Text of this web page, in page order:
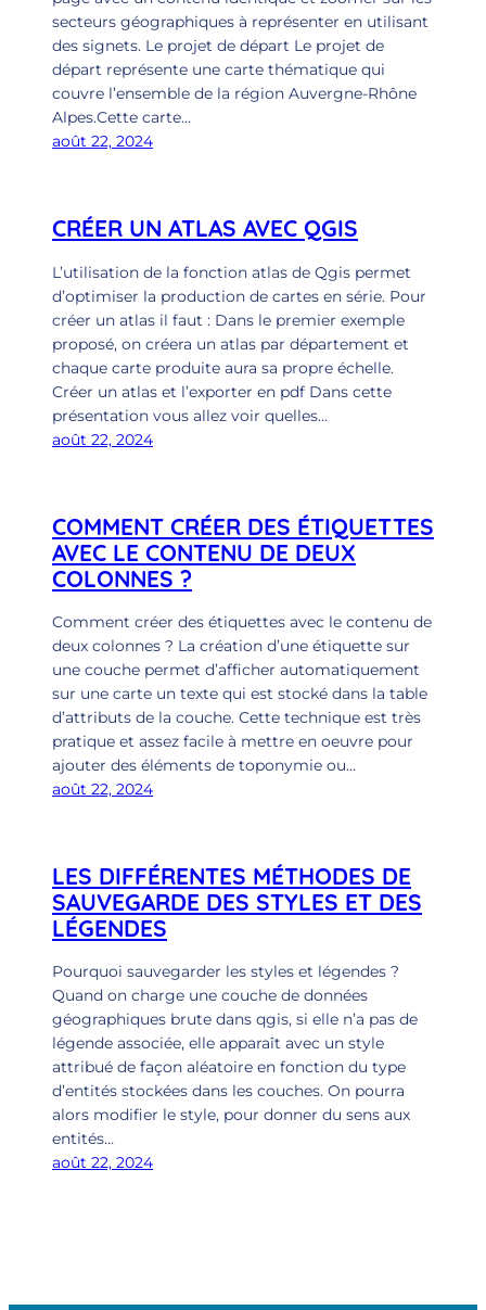
secteurs géographiques à représenter en utilisant
des signets. Le projet de départ Le projet de
départ représente une carte thématique qui
couvre l’ensemble de la région Auvergne-Rhône
Alpes.Cette carte…
août 22, 2024
CRÉER UN ATLAS AVEC QGIS
L’utilisation de la fonction atlas de Qgis permet
d’optimiser la production de cartes en série. Pour
créer un atlas il faut : Dans le premier exemple
proposé, on créera un atlas par département et
chaque carte produite aura sa propre échelle.
Créer un atlas et l’exporter en pdf Dans cette
présentation vous allez voir quelles…
août 22, 2024
COMMENT CRÉER DES ÉTIQUETTES
AVEC LE CONTENU DE DEUX
COLONNES ?
Comment créer des étiquettes avec le contenu de
deux colonnes ? La création d’une étiquette sur
une couche permet d’afficher automatiquement
sur une carte un texte qui est stocké dans la table
d’attributs de la couche. Cette technique est très
pratique et assez facile à mettre en oeuvre pour
ajouter des éléments de toponymie ou…
août 22, 2024
LES DIFFÉRENTES MÉTHODES DE
SAUVEGARDE DES STYLES ET DES
LÉGENDES
Pourquoi sauvegarder les styles et légendes ?
Quand on charge une couche de données
géographiques brute dans qgis, si elle n’a pas de
légende associée, elle apparaît avec un style
attribué de façon aléatoire en fonction du type
d’entités stockées dans les couches. On pourra
alors modifier le style, pour donner du sens aux
entités…
août 22, 2024